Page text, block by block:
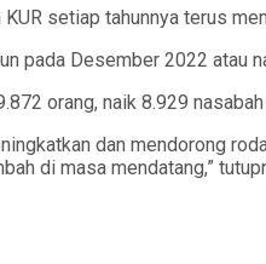
setiap tahunnya terus
pada Desember 2022 atau
orang, naik 8.929
dan mendorong
di masa mendatang,”